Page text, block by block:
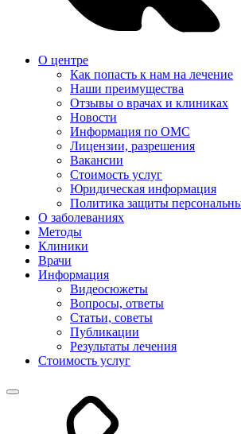
О центре
Как попасть к нам на лечение
Наши преимущества
Отзывы о врачах и клиниках
Новости
Информация по ОМС
Лицензии, разрешения
Вакансии
Стоимость услуг
Юридическая информация
Политика защиты
О заболеваниях
Методы
Клиники
Врачи
Информация
Видеосюжеты
Вопросы, ответы
Статьи, советы
Публикации
Результаты лечения
Стоимость услуг